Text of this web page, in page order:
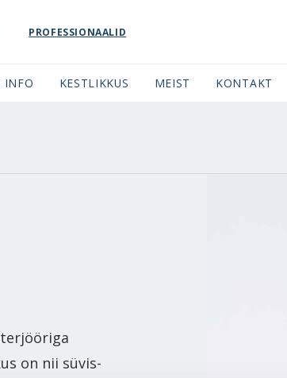
PROFESSIONAALID
INFO KESTLIKKUS MEIST KONTAKT
on nii süvis-